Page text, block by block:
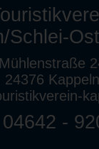
Schlei-
Mühlenstraße
24376 Kappeln
-